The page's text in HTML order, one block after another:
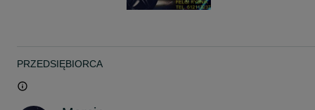
DAIHATSU: TERIOS SUV II - 2005
DODGE: AVENGER Sedan II - 2007, CALIBER Hatchback I - 2006,
NITRO SUV I - 2007
PRZEDSIĘBIORCA